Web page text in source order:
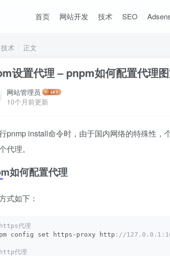
首页 网站开发 技术 SEO
技术 正文
设置代理 – pnpm如何配置代理
网站管理员
10个月前更新
pnmp install命令时，由于国内网络的特殊性，
代理。
如何配置代理
式如下：
代理
config set https-proxy http ://
代理